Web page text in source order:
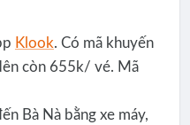
Klook. Có mã khuyến
còn 655k/ vé. Mã
Bà Nà bằng xe máy,